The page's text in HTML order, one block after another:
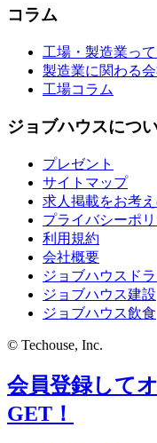
コラム
工場・製造業っ
製造業に関わる
工場コラム
ジョブハウスにつ
プレゼント
サイトマップ
求人掲載をお考
プライバシーポ
利用規約
会社概要
ジョブハウスド
ジョブハウス建設
ジョブハウス飲食
© Techouse, Inc.
会員登録して
GET！